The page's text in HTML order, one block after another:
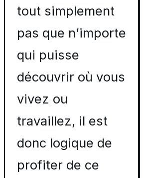
tout simplement
pas que n’importe
qui puisse
découvrir où vous
vivez ou
travaillez, il est
donc logique de
profiter de ce